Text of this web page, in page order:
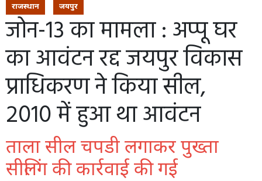
राजस्थान जयपुर
जोन-13 का मामला : अप्पू घर
का आवंटन रद्द जयपुर विकास
प्राधिकरण ने किया सील,
2010 में हुआ था आवंटन
ताला सील चपडी लगाकर पुख्ता
सीलिंग की कार्रवाई की गई